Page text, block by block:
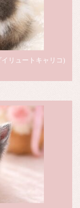
リュートキャリコ)